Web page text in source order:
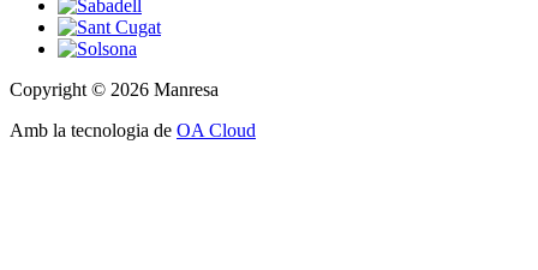
Copyright © 2026 Manresa
Amb la tecnologia de OA Cloud